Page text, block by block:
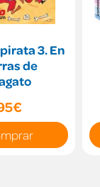
3. En
de